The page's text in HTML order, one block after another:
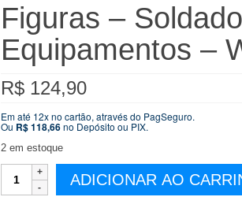
Figuras –
Equipamentos –
R$124,90
Em até 12x no cartão, através do PagSeguro.
Ou R$118,66no Depósito ou PIX.
2 em estoque
Figuras
ADICIONAR AO